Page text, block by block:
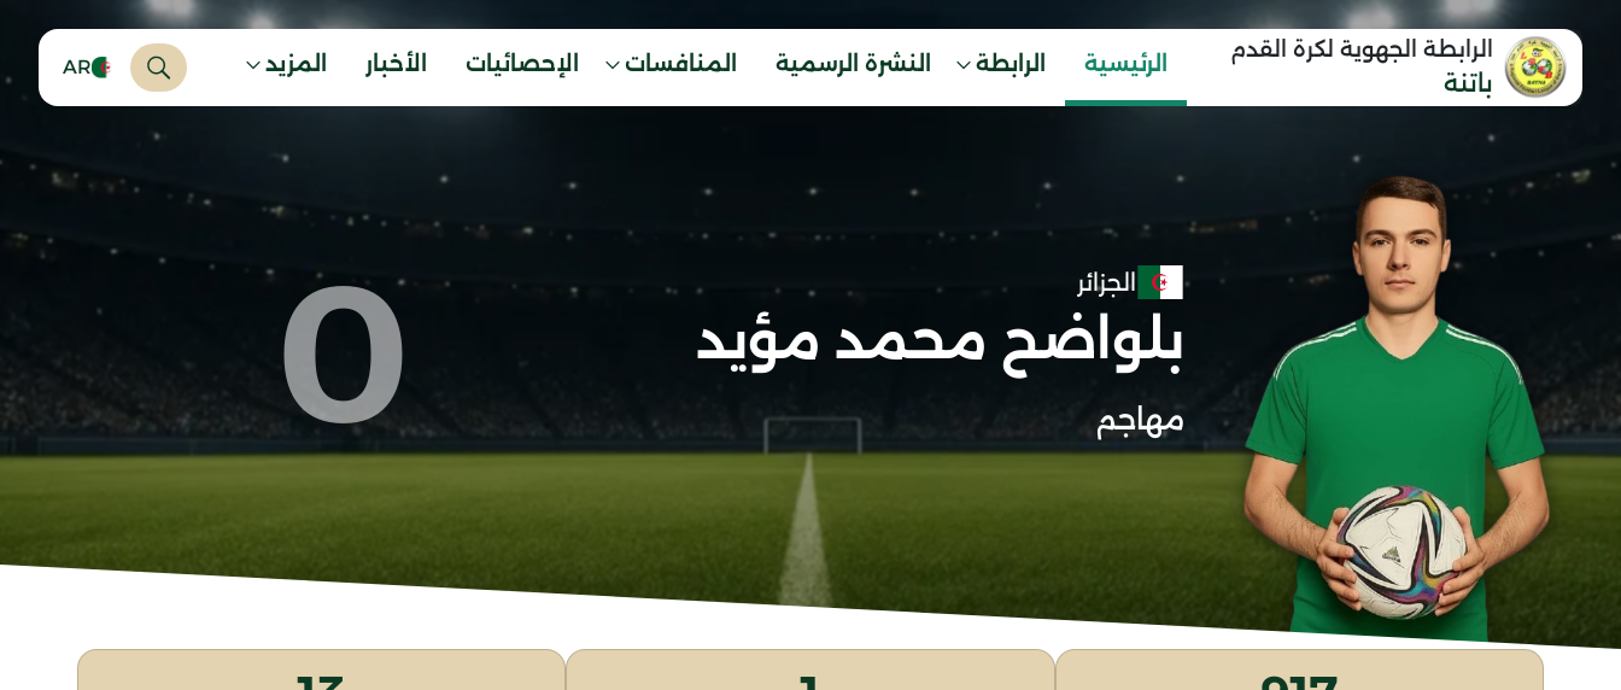
الرابطة الجهوية لكرة القدم
باتنة
الرئيسية الرابطة النشرة الرسمية المنافسات الإحصائيات الأخبار المزيد AR
الجزائر
بلواضح محمد مؤيد
مهاجم 0